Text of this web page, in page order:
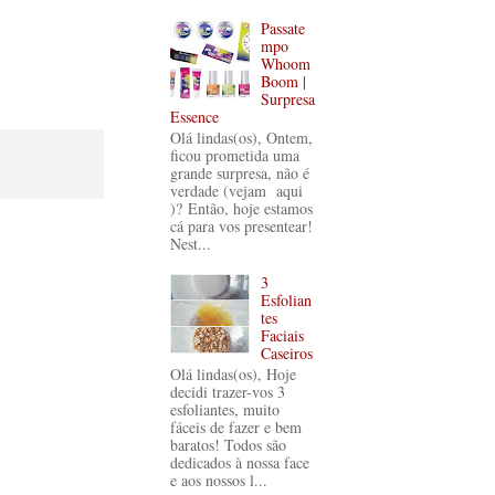
Passate
mpo
Whoom
Boom |
Surpresa
Essence
Olá lindas(os), Ontem,
ficou prometida uma
grande surpresa, não é
verdade (vejam aqui
)? Então, hoje estamos
cá para vos presentear!
Nest...
3
Esfolian
tes
Faciais
Caseiros
Olá lindas(os), Hoje
decidi trazer-vos 3
esfoliantes, muito
fáceis de fazer e bem
baratos! Todos são
dedicados à nossa face
e aos nossos l...